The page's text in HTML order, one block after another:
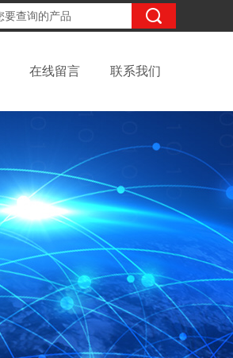
在线留言 联系我们